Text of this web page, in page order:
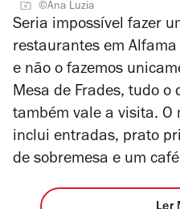
©Ana Luzia
Seria impossível fazer
restaurantes em
e não o fazemos
Mesa de Frades, tudo o
também vale a visita. O
inclui entradas, prato
de sobremesa e um